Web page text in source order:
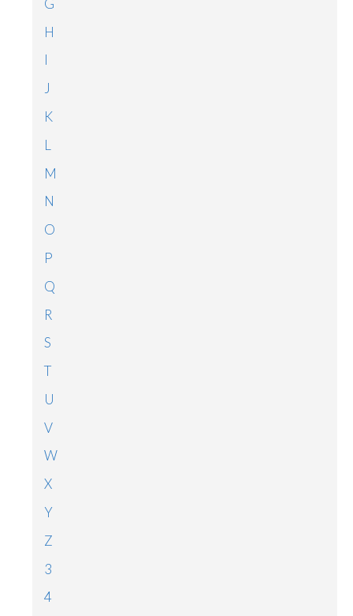
G
H
I
J
K
L
M
N
O
P
Q
R
S
T
U
V
W
X
Y
Z
3
4